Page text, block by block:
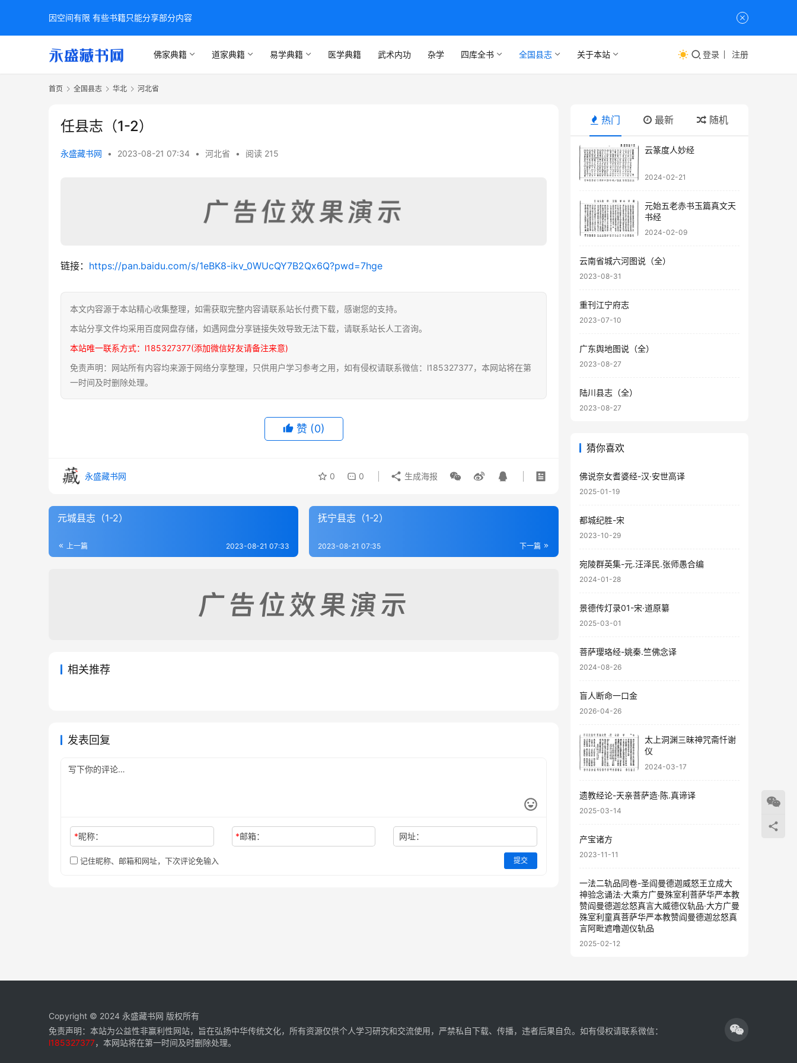
佛家典籍 道家典籍 易学典籍 医学典籍 武术内功 杂学 四库全书 全国县志 关于本站 登录 注册
首页 全国县志 华北 河北省
任县志（1-2）
永盛藏书网 • 2023-08-21 07:34 • 河北省 • 阅读 215
链接： https://pan.baidu.com/s/1eBK8-ikv_0WUcQY7B2Qx6Q?pwd=7hge
本文内容源于本站精心收集整理，如需获取完整内容请联系站长付费下载，感谢您的支持。
本站分享文件均采用百度网盘存储，如遇网盘分享链接失效导致无法下载，请联系站长人工咨询。
本站唯一联系方式：l185327377(添加微信好友请备注来意)
免责声明：网站所有内容均来源于网络分享整理，只供用户学习参考之用，如有侵权请联系微信：l185327377，本网站将在第
一时间及时删除处理。
赞 (0)
永盛藏书网 0 0 生成海报
元城县志（1-2）
上一篇 2023-08-21 07:33
抚宁县志（1-2）
下一篇
2023-08-21 07:35
相关推荐
发表回复
*昵称： *邮箱： 网址：
记住昵称、邮箱和网址，下次评论免输入 提交
热门 最新 随机
云篆度人妙经
2024-02-21
元始五老赤书玉篇真文天
书经
2024-02-09
云南省城六河图说（全）
2023-08-31
重刊江宁府志
2023-07-10
广东舆地图说（全）
2023-08-27
陆川县志（全）
2023-08-27
猜你喜欢
佛说奈女耆婆经-汉·安世高译
2025-01-19
都城纪胜-宋
2023-10-29
宛陵群英集-元.汪泽民.张师愚合编
2024-01-28
景德传灯录01-宋·道原纂
2025-03-01
菩萨璎珞经-姚秦.竺佛念译
2024-08-26
盲人断命一口金
2026-04-26
太上洞渊三昧神咒斋忏谢
仪
2024-03-17
遗教经论-天亲菩萨造·陈.真谛译
2025-03-14
产宝诸方
2023-11-11
一法二轨品同卷-圣阎曼德迦威怒王立成大
神验念诵法·大乘方广曼殊室利菩萨华严本教
赞阎曼德迦忿怒真言大威德仪轨品·大方广曼
殊室利童真菩萨华严本教赞阎曼德迦忿怒真
言阿毗遮噜迦仪轨品
2025-02-12
Copyright © 2024 永盛藏书网 版权所有
免责声明：本站为公益性非赢利性网站，旨在弘扬中华传统文化，所有资源仅供个人学习研究和交流使用，严禁私自下载、传播，违者后果自负。如有侵权请联系微信：
l185327377，本网站将在第一时间及时删除处理。
因空间有限 有些书籍只能分享部分内容